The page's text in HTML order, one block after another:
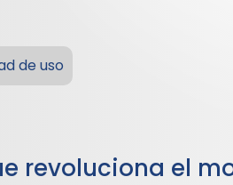
de uso
revoluciona el